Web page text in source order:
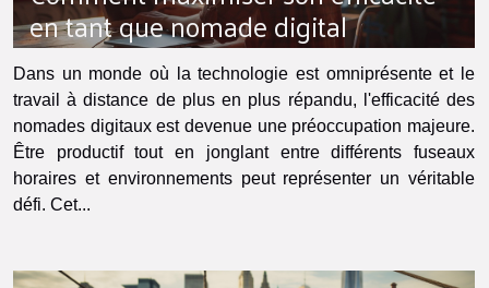
en tant que nomade digital
Dans un monde où la technologie est omniprésente et le
travail à distance de plus en plus répandu, l'efficacité des
nomades digitaux est devenue une préoccupation majeure.
Être productif tout en jonglant entre différents fuseaux
horaires et environnements peut représenter un véritable
défi. Cet...